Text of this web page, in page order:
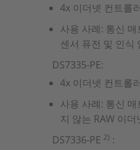
4x 이더넷 컨트롤
사용 사례: 통신 매
센서 퓨전 및 인식
DS7335-PE:
4x 이더넷 컨트롤
사용 사례: 통신 매
지 않는 RAW 이
DS7336-PE 2) :